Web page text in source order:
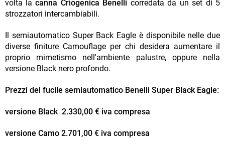
volta la canna Criogenica Benelli corredata da un set di 5
strozzatori intercambiabili.
Il semiautomatico Super Back Eagle è disponibile nelle due
diverse finiture Camouflage per chi desidera aumentare il
proprio mimetismo nell'ambiente palustre, oppure nella
versione Black nero profondo.
Prezzi del fucile semiautomatico Benelli Super Black Eagle:
versione Black 2.330,00 € iva compresa
versione Camo 2.701,00 € iva compresa